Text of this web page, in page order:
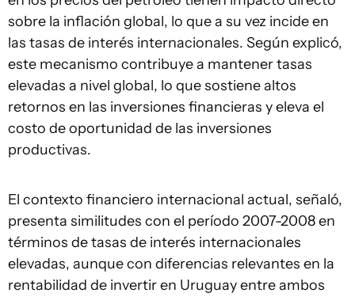
sobre la inflación global, lo que a su vez incide en
las tasas de interés internacionales. Según explicó,
este mecanismo contribuye a mantener tasas
elevadas a nivel global, lo que sostiene altos
retornos en las inversiones financieras y eleva el
costo de oportunidad de las inversiones
productivas.
El contexto financiero internacional actual, señaló,
presenta similitudes con el período 2007-2008 en
términos de tasas de interés internacionales
elevadas, aunque con diferencias relevantes en la
rentabilidad de invertir en Uruguay entre ambos